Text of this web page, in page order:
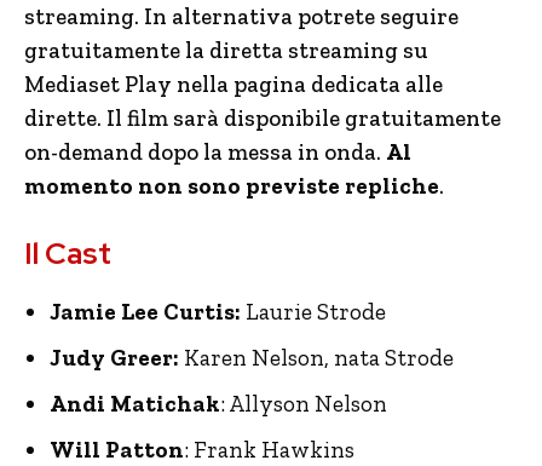
streaming. In alternativa potrete seguire
gratuitamente la diretta streaming su
Mediaset Play nella pagina dedicata alle
dirette. Il film sarà disponibile gratuitamente
on-demand dopo la messa in onda. Al
momento non sono previste repliche.
Il Cast
Jamie Lee Curtis: Laurie Strode
Judy Greer: Karen Nelson, nata Strode
Andi Matichak: Allyson Nelson
Will Patton: Frank Hawkins